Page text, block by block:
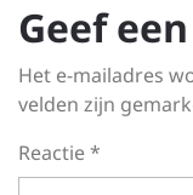
Geef
Het e-mailadres
velden zijn
Reactie*